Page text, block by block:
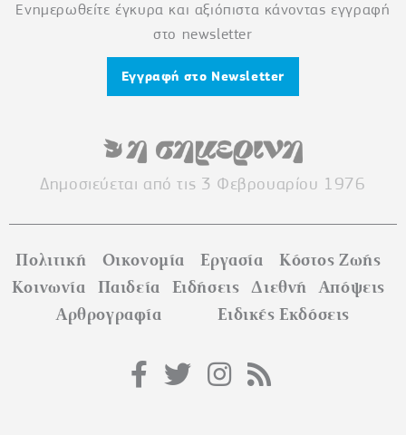
Ενημερωθείτε έγκυρα και αξιόπιστα κάνοντας εγγραφή
στο newsletter
Εγγραφή στο Newsletter
Δημοσιεύεται από τις 3 Φεβρουαρίου 1976
Πολιτική Οικονομία Εργασία
Κόστος Ζωής
Κοινωνία
Παιδεία Ειδήσεις Διεθνή
Απόψεις
Αρθρογραφία
Ειδικές Εκδόσεις